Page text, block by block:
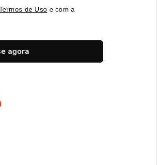
de Uso e com a
agora